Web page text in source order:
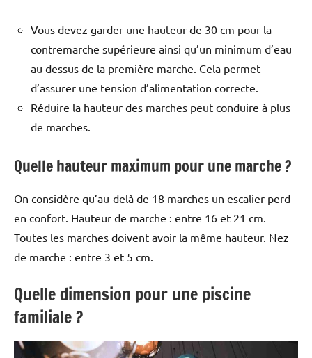
Vous devez garder une hauteur de 30 cm pour la
contremarche supérieure ainsi qu’un minimum d’eau
au dessus de la première marche. Cela permet
d’assurer une tension d’alimentation correcte.
Réduire la hauteur des marches peut conduire à plus
de marches.
Quelle hauteur maximum pour une marche ?
On considère qu’au-delà de 18 marches un escalier perd
en confort. Hauteur de marche : entre 16 et 21 cm.
Toutes les marches doivent avoir la même hauteur. Nez
de marche : entre 3 et 5 cm.
Quelle dimension pour une piscine
familiale ?